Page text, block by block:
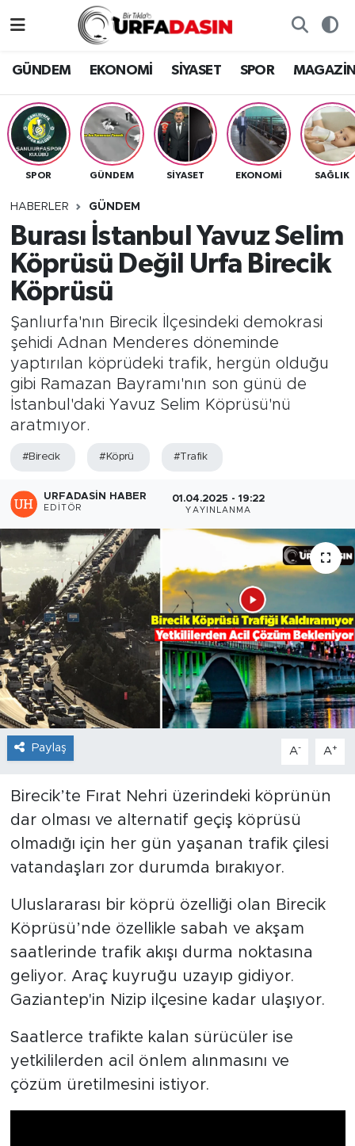
GÜNDEM EKONOMİ SİYASET SPOR
SPOR GÜNDEM SİYASET EKONOMİ SAĞLIK
HABERLER GÜNDEM
Burası İstanbul Yavuz Selim
Köprüsü Değil Urfa Birecik
Köprüsü
Şanlıurfa'nın Birecik İlçesindeki demokrasi
şehidi Adnan Menderes döneminde
yaptırılan köprüdeki trafik, hergün olduğu
gibi Ramazan Bayramı'nın son günü de
İstanbul'daki Yavuz Selim Köprüsü'nü
aratmıyor.
#Birecik #Köprü #Trafik
URFADASIN HABER
EDITÖR
01.04.2025 - 19:22
YAYINLANMA
Paylaş A- A+
Birecik’te Fırat Nehri üzerindeki köprünün
dar olması ve alternatif geçiş köprüsü
olmadığı için her gün yaşanan trafik çilesi
vatandaşları zor durumda bırakıyor.
Uluslararası bir köprü özelliği olan Birecik
Köprüsü’nde özellikle sabah ve akşam
saatlerinde trafik akışı durma noktasına
geliyor. Araç kuyruğu uzayıp gidiyor.
Gaziantep'in Nizip ilçesine kadar ulaşıyor.
Saatlerce trafikte kalan sürücüler ise
yetkililerden acil önlem alınmasını ve
çözüm üretilmesini istiyor.
EKONOMİ
SİYASET
SPOR
MAGAZİN
SAĞLIK
TEKNOLOJİ
OTOMOBİL
Gizlilik ve Güvenlik Politikası
İletişim
Nöbetçi Eczaneler
Hava Durumu
Namaz Vakitleri
Trafik Durumu
Süper Lig Puan Durumu ve Fikstür
Tüm Manşetler
Son Dakika Haberleri
Haber Arşivi